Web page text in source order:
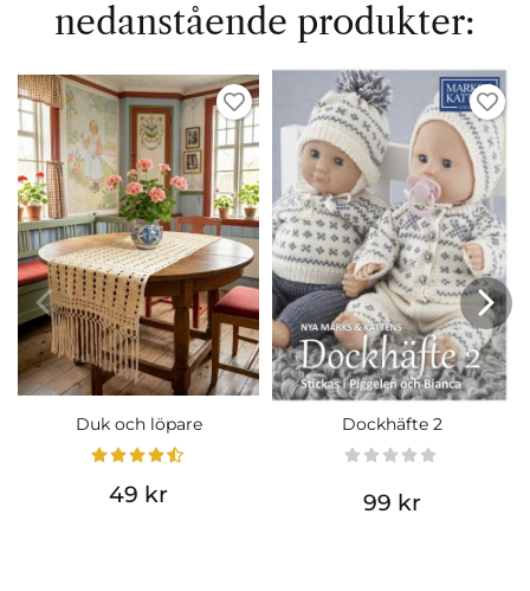
nedanstående produkter:
Duk och löpare
49 kr
Dockhäfte 2
99 kr